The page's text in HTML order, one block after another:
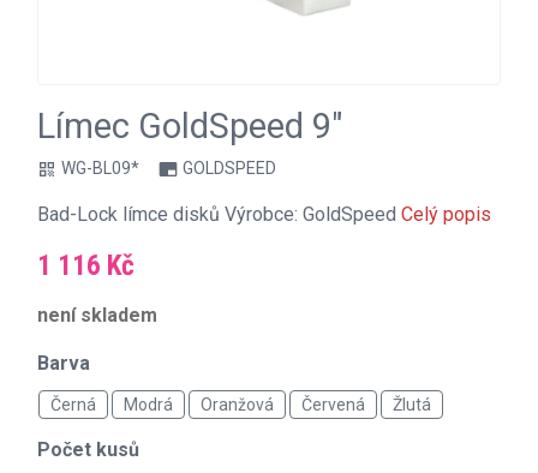
Límec GoldSpeed 9"
qr_code WG-BL09* branding_watermark GOLDSPEED
Bad-Lock límce disků Výrobce: GoldSpeed Celý popis
1 116 Kč
není skladem
Barva
Černá Modrá Oranžová Červená Žlutá
Počet kusů